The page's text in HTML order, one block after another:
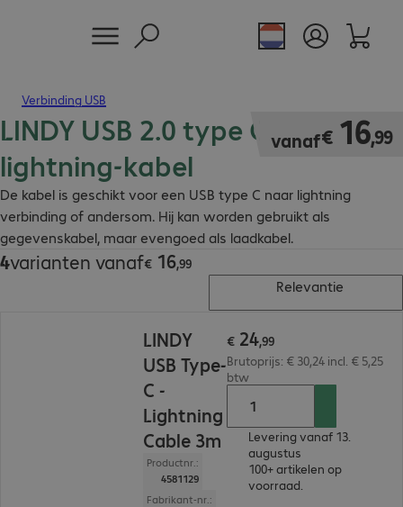
Verbinding USB
LINDY USB 2.0 type C -
lightning-kabel
De kabel is geschikt voor een USB type C naar lightning
verbinding of andersom. Hij kan worden gebruikt als
gegevenskabel, maar evengoed als laadkabel.
vanaf€ 16,99
€ 16,99
4varianten vanaf€ 16,99
€ 16,99
Relevantie
LINDY
USB Type-
C -
Lightning
Cable 3m
Productnr.:
4581129
Fabrikant-nr.:
€ 24,99
Brutoprijs: € 30,24 incl. € 5,25
btw
Levering vanaf 13.
augustus
100+ artikelen op
voorraad.